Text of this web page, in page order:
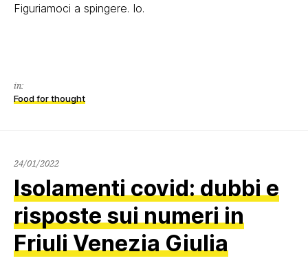
Figuriamoci a spingere. Io.
in:
Food for thought
24/01/202226/01/2022
Isolamenti covid: dubbi e
risposte sui numeri in
Friuli Venezia Giulia